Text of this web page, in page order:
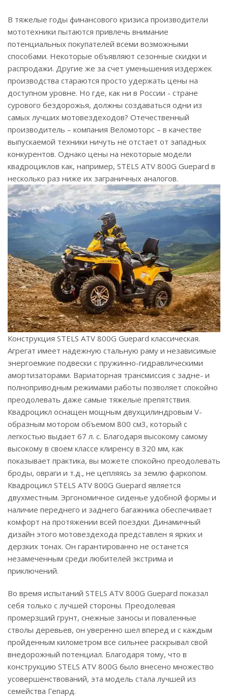
В тяжелые годы финансового кризиса производители
мототехники пытаются привлечь внимание
потенциальных покупателей всеми возможными
способами. Некоторые объявляют сезонные скидки и
распродажи. Другие же за счет уменьшения издержек
производства стараются просто удержать цены на
доступном уровне. Но где, как ни в России - стране
сурового бездорожья, должны создаваться одни из
самых лучших мотовездеходов? Отечественный
производитель – компания Веломоторс – в качестве
выпускаемой техники ничуть не отстает от западных
конкурентов. Однако цены на некоторые модели
квадроциклов как, например, STELS ATV 800G Guepard в
несколько раз ниже их заграничных аналогов.
Конструкция STELS ATV 800G Guepard классическая.
Агрегат имеет надежную стальную раму и независимые
энергоемкие подвески с пружинно-гидравлическими
амортизаторами. Вариаторная трансмиссия с задне- и
полноприводным режимами работы позволяет спокойно
преодолевать даже самые тяжелые препятствия.
Квадроцикл оснащен мощным двухцилиндровым V-
образным мотором объемом 800 см3, который с
легкостью выдает 67 л. с. Благодаря высокому самому
высокому в своем классе клиренсу в 320 мм, как
показывает практика, вы можете спокойно преодолевать
броды, овраги и т.д., не цепляясь за землю фаркопом.
Квадроцикл STELS ATV 800G Guepard является
двухместным. Эргономичное сиденье удобной формы и
наличие переднего и заднего багажника обеспечивает
комфорт на протяжении всей поездки. Динамичный
дизайн этого мотовездехода представлен я ярких и
дерзких тонах. Он гарантированно не останется
незамеченным среди любителей экстрима и
приключений.
Во время испытаний STELS ATV 800G Guepard показал
себя только с лучшей стороны. Преодолевая
промерзший грунт, снежные заносы и поваленные
стволы деревьев, он уверенно шел вперед и с каждым
пройденным километром все сильнее раскрывал свой
внедорожный потенциал. Благодаря тому, что в
конструкцию STELS ATV 800G было внесено множество
усовершенствований, эта модель стала лучшей из
семейства Гепард.